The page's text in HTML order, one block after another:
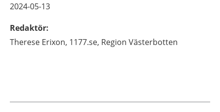
2024-05-13
Redaktör:
Therese Erixon, 1177.se, Region Västerbotten